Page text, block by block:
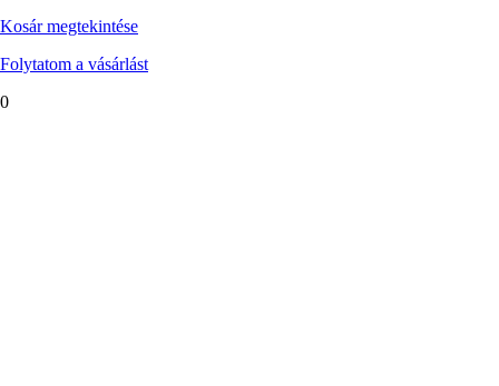
Kosár megtekintése
Folytatom a vásárlást
0